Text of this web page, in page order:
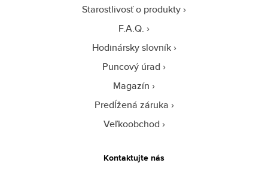
Starostlivosť o produkty
F.A.Q.
Hodinársky slovník
Puncový úrad
Magazín
Predĺžená záruka
Veľkoobchod
Kontaktujte nás